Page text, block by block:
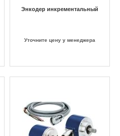
Энкодер инкрементальный
Уточните цену у менеджера